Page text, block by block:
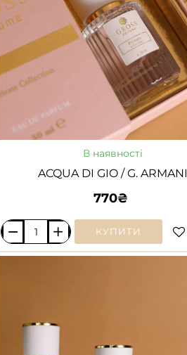
В наявності
ACQUA DI GIO / G. ARMANI
770₴
ACQUA
DI
КУПИТИ